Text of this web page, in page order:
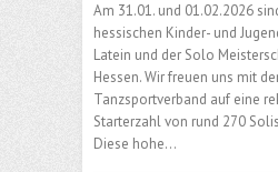
Am 31.01. und 01.02.2026
hessischen Kinder- und
Latein und der Solo
Hessen. Wir freuen uns mit
Tanzsportverband auf eine
Starterzahl von rund 270
Diese hohe…